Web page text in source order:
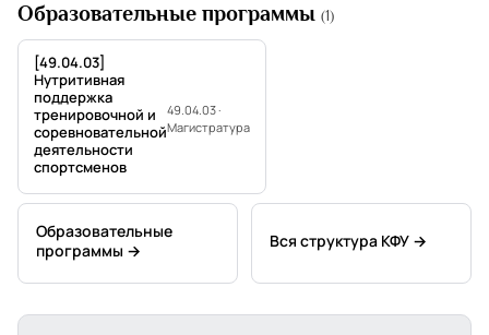
Образовательные программы (1)
[49.04.03]
Нутритивная
поддержка
тренировочной и
соревновательной
деятельности
спортсменов
49.04.03 ·
Магистратура
Образовательные
программы →
Вся структура КФУ →